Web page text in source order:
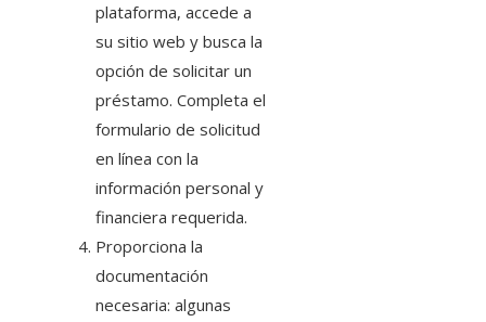
plataforma, accede a
su sitio web y busca la
opción de solicitar un
préstamo. Completa el
formulario de solicitud
en línea con la
información personal y
financiera requerida.
Proporciona la
documentación
necesaria: algunas